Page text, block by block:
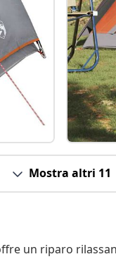
Mostra altri 11
un riparo